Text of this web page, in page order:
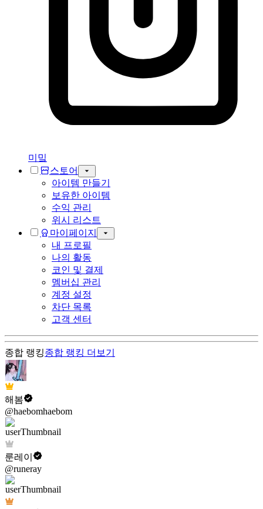
미밐
스토어
아이템 만들기
보유한 아이템
수익 관리
위시 리스트
마이페이지
내 프로필
나의 활동
코인 및 결제
멤버십 관리
계정 설정
차단 목록
고객 센터
종합 랭킹종합 랭킹 더보기
해봄
@haebomhaebom
룬레이
@runeray